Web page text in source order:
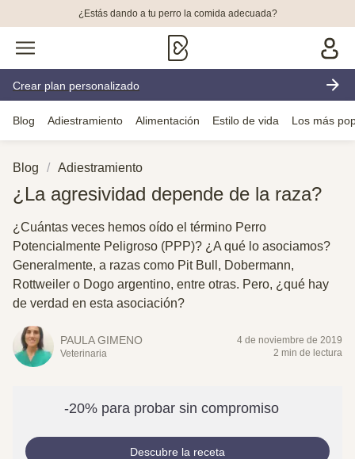
¿Estás dando a tu perro la comida adecuada?
Crear plan personalizado
Blog Adiestramiento Alimentación Estilo de vida Los más
Blog Adiestramiento
¿La agresividad depende de la raza?
¿Cuántas veces hemos oído el término Perro
Potencialmente Peligroso (PPP)? ¿A qué lo asociamos?
Generalmente, a razas como Pit Bull, Dobermann,
Rottweiler o Dogo argentino, entre otras. Pero, ¿qué hay
de verdad en esta asociación?
PAULA GIMENO
Veterinaria
4 de noviembre de 2019
2 min de lectura
-20% para probar sin compromiso
Descubre la receta